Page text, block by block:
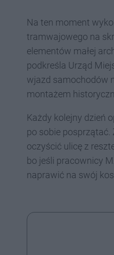
Na ten moment
tramwajowego na
elementów małej
podkreśla Urząd
wjazd samochodów
montażem
Każdy kolejny dzień
po sobie
oczyścić ulicę z
bo jeśli pracownicy
naprawić na swój